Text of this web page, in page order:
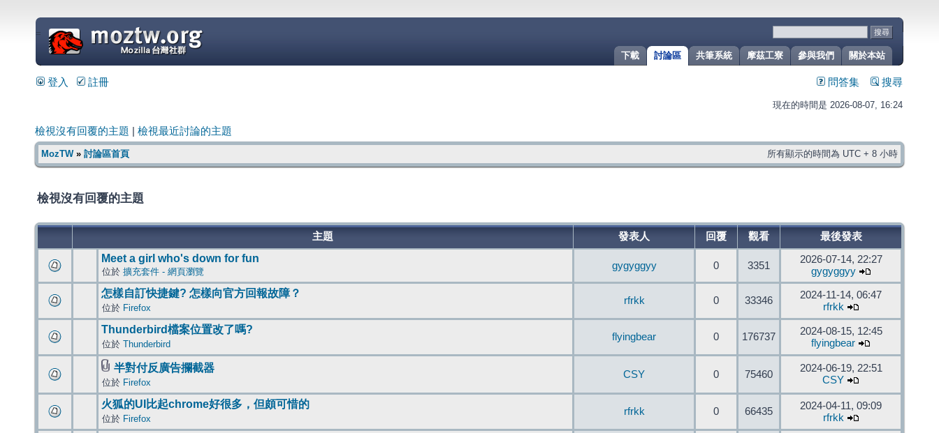
關於本站
參與我們
摩茲工寮
共筆系統
討論區
下載
=
登入 註冊 問答集 搜尋
現在的時間是 2026-08-07, 16:24
檢視沒有回覆的主題 檢視最近討論的主題
MozTW» 討論區首頁 所有顯示的時間為 UTC + 8 小時
檢視沒有回覆的主題
主題 發表人 回覆 觀看 最後發表
Meet a girl who's down for fun
位於 擴充套件 - 網頁瀏覽
gygyggyy 0 3351
2026-07-14, 22:27
gygyggyy
怎樣自訂快捷鍵? 怎樣向官方回報故障？
位於 Firefox
rfrkk 0 33346
2024-11-14, 06:47
rfrkk
Thunderbird檔案位置改了嗎?
位於 Thunderbird
flyingbear 0 176737
2024-08-15, 12:45
flyingbear
半對付反廣告攔截器
位於 Firefox
CSY 0 75460
2024-06-19, 22:51
CSY
火狐的UI比起chrome好很多，但頗可惜的
位於 Firefox
rfrkk 0 66435
2024-04-11, 09:09
rfrkk